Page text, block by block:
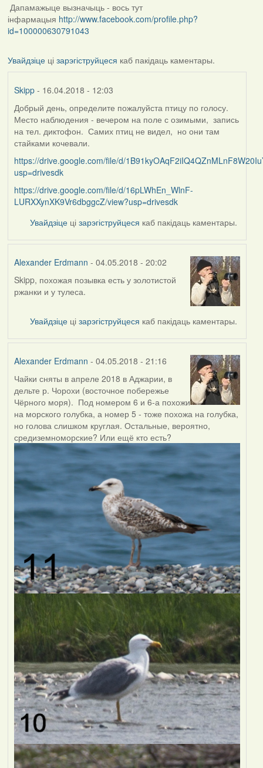
Дапамажыце вызначыць - вось тут
інфармацыя http://www.facebook.com/profile.php?
id=100000630791043
Увайдзіцеці зарэгіструйцеся каб пакідаць каментары.
Skipp- 16.04.2018 - 12:03
Добрый день, определите пожалуйста птицу по голосу.
Место наблюдения - вечером на поле с озимыми, запись
на тел. диктофон. Самих птиц не видел, но они там
стайками кочевали.
https://drive.google.com/file/d/
usp=drivesdk
https://drive.google.com/file/d/16pLWhEn_WlnF-
LURXXynXK9Vr6dbggcZ/view?usp=drivesdk
Увайдзіце цізарэгіструйцеся каб пакідаць каментары.
Alexander Erdmann - 04.05.2018 - 20:02
In
reply
Skipp, похожая позывка есть у золотистой
ржанки и у тулеса.
Увайдзіце цізарэгіструйцеся каб пакідаць каментары.
Alexander Erdmann - 04.05.2018 - 21:16
Чайки сняты в апреле 2018 в Аджарии, в
дельте р. Чорохи (восточное побережье
Чёрного моря). Под номером 6 и 6-а похожи
на морского голубка, а номер 5 - тоже похожа на голубка,
но голова слишком круглая. Остальные, вероятно,
средиземноморские? Или ещё кто есть?